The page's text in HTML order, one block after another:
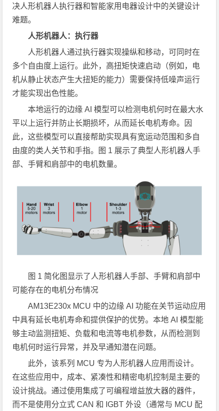
决人形机器人执行器和智能家用电器设计中的关键设计
难题。
人形机器人：执行器
人形机器人通过执行器实现操纵和移动，可同时在
多个自由度上运行。此外，高扭矩快速启动（例如，电
机从静止状态产生大扭矩的能力）需要保持低噪声运行
才能实现出色性能。
本地运行的边缘 AI 模型可以检测电机何时在最大水
平以上运行并防止长期损坏，从而延长电机寿命。因
此，这些模型可以直接帮助实现具有宽运动范围和多自
由度的类人关节和手指。图 1 展示了典型人形机器人手
部、手臂和肩部中的电机数量。
图 1 简化图显示了人形机器人手部、手臂和肩部中
可能存在的电机分布情况
AM13E230x MCU 中的边缘 AI 功能在关节运动应用
中具有延长电机寿命和提供保护的优势。本地 AI 模型能
够主动监测扭矩、负载和电流等电机参数，从而检测到
电机何时运行异常，并及早通知潜在问题。
此外，该系列 MCU 专为人形机器人应用而设计。
在这些应用中，成本、紧凑性和精密电机控制是主要的
设计挑战。通过使用集成了可编程增益放大器的器件，
而不是使用分立式 CAN 和 IGBT 外设（通常与 MCU 配